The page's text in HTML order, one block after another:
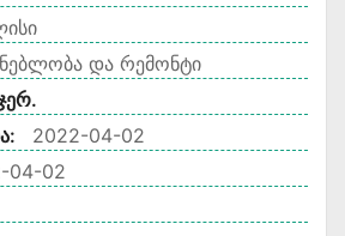
და რემონტი
2022-04-02
04-02